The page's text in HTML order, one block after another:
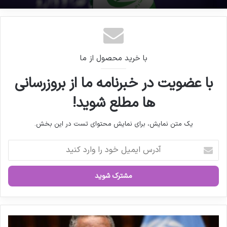
معاون پارلمانی ریاست جمهوری برکنار شد
با خرید محصول از ما
با عضویت در خبرنامه ما از بروزرسانی
ها مطلع شوید!
یک متن نمایش، برای نمایش محتوای تست در این بخش.
ر
ا
ی
م